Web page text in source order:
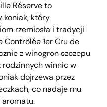
Réserve to
koniak, który
rzemiosła i tradycji
Contrôlée 1er Cru de
z winogron szczepu
rodzinnych winnic w
dojrzewa przez
co nadaje mu
aromatu.